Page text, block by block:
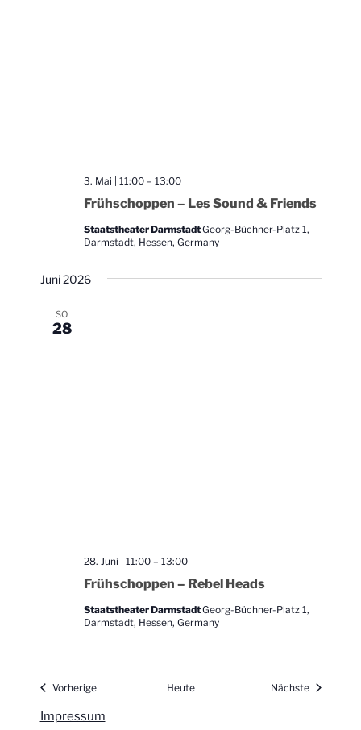
Frühschoppen – Les Sound & Friends
3. Mai | 11:00– 13:00
Staatstheater DarmstadtGeorg-Büchner-Platz 1,
Darmstadt, Hessen, Germany
Juni 2026
SO.
28
Frühschoppen – Rebel Heads
28. Juni | 11:00– 13:00
Staatstheater DarmstadtGeorg-Büchner-Platz 1,
Darmstadt, Hessen, Germany
VorherigeVeranstaltungenHeute Nächste
Impressum